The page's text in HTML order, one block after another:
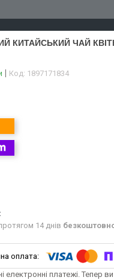
КИТАЙСЬКИЙ ЧАЙ
Код: 1897171834
14 днів
електронні платежі.